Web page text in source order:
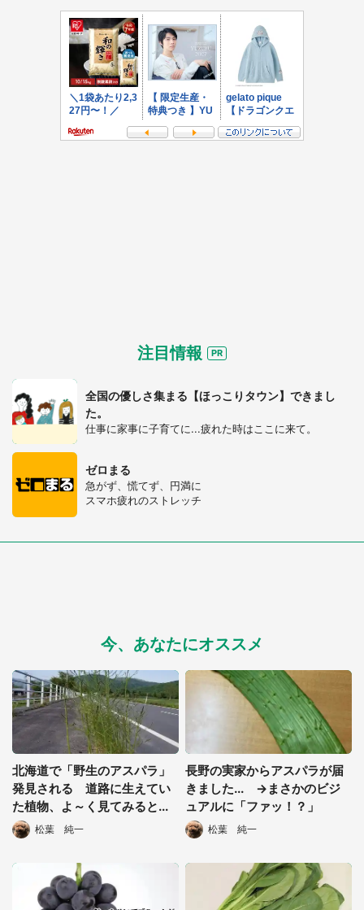
都道府選択
注目情報
全国の優しさ集まる【ほっこりタウン】できまし
た。
仕事に家事に子育てに...疲れた時はここに来て。
ゼロまる
急がず、慌てず、円満に
スマホ疲れのストレッチ
今、あなたにオススメ
北海道で「野生のアスパラ」
発見される 道路に生えてい
た植物、よ～く見てみると...
松葉 純一
長野の実家からアスパラが届
きました... →まさかのビジ
ュアルに「ファッ！？」
松葉 純一